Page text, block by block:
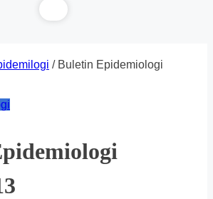
/ Buletin Epidemiologi